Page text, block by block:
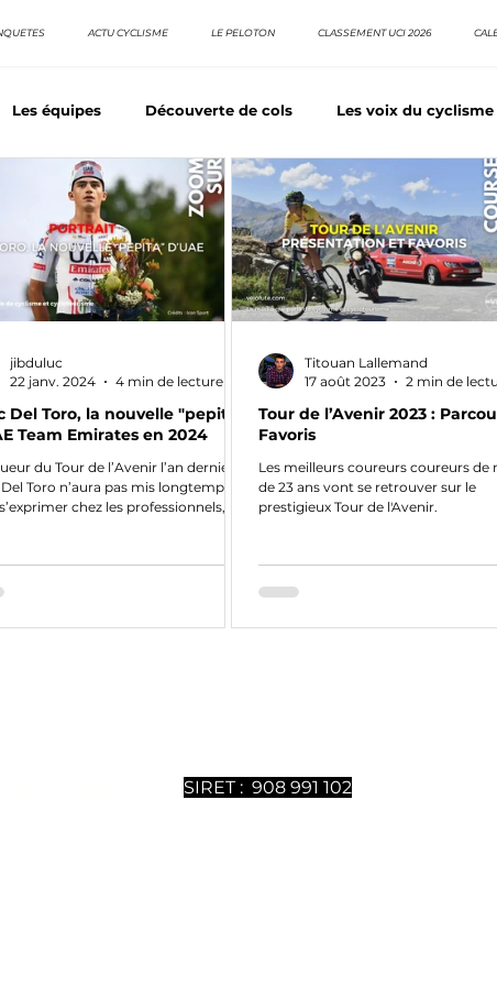
ACTU CYCLISME LE PELOTON CLASSEMENT UCI 2026
Les équipes Découverte de cols Les voix du cyclisme
GT Nos séries - Baroudeurs Meilleurs équipes
Tour d'Espagne Rétro Quizz EpopeeVF
Del Toro, la nouvelle "pepita"
Team Emirates en 2024
du Tour de l’Avenir l’an dernier,
Toro n’aura pas mis longtemps
chez les professionnels,
jibduluc
22 janv. 2024
4 min de lecture
Tour de l’Avenir 2023 :
Favoris
Les meilleurs coureurs coureurs de
de 23 ans vont se retrouver sur le
prestigieux Tour de l'Avenir.
Titouan Lallemand
17 août 2023
2 min de
SIRET : 908 991 102